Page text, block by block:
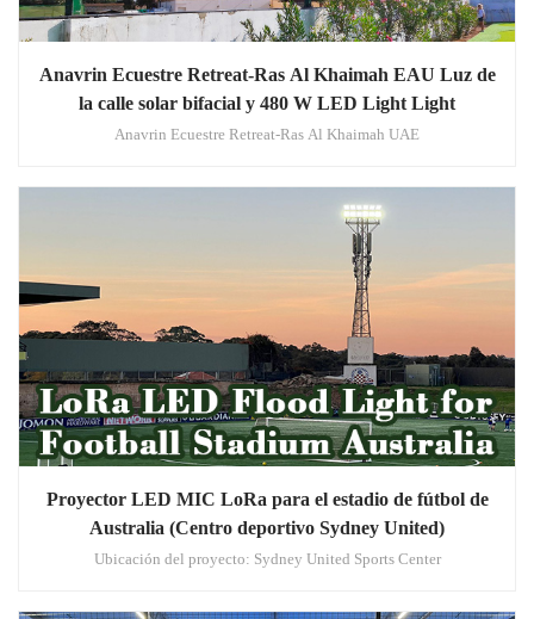
Anavrin Ecuestre Retreat-Ras Al Khaimah EAU Luz de
la calle solar bifacial y 480 W LED Light Light
Anavrin Ecuestre Retreat-Ras Al Khaimah UAE
Proyector LED MIC LoRa para el estadio de fútbol de
Australia (Centro deportivo Sydney United)
Ubicación del proyecto: Sydney United Sports Center